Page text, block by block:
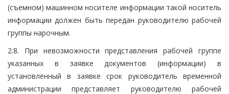
(съемном) машинном носителе информации такой носитель
информации должен быть передан руководителю рабочей
группы нарочным.
2.8. При невозможности представления рабочей группе
указанных в заявке документов (информации) в
установленный в заявке срок руководитель временной
администрации представляет руководителю рабочей